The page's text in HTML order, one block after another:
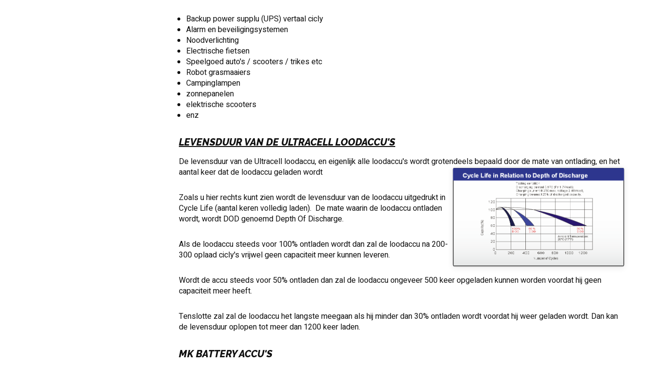
Backup power supplu (UPS) vertaal cicly
Alarm en beveiligingsystemen
Noodverlichting
Electrische fietsen
Speelgoed auto's / scooters / trikes etc
Robot grasmaaiers
Campinglampen
zonnepanelen
elektrische scooters
enz
LEVENSDUUR VAN DE ULTRACELL LOODACCU'S
De levensduur van de Ultracell loodaccu, en eigenlijk alle loodaccu's wordt grotendeels bepaald door de mate van ontlading, en het
aantal keer dat de loodaccu geladen wordt
Zoals u hier rechts kunt zien wordt de levensduur van de loodaccu uitgedrukt in
Cycle Life (aantal keren volledig laden). De mate waarin de loodaccu ontladen
wordt, wordt DOD genoemd Depth Of Discharge.
Als de loodaccu steeds voor 100% ontladen wordt dan zal de loodaccu na 200-
300 oplaad cicly's vrijwel geen capaciteit meer kunnen leveren.
Wordt de accu steeds voor 50% ontladen dan zal de loodaccu ongeveer 500 keer opgeladen kunnen worden voordat hij geen
capaciteit meer heeft.
Tenslotte zal zal de loodaccu het langste meegaan als hij minder dan 30% ontladen wordt voordat hij weer geladen wordt. Dan kan
de levensduur oplopen tot meer dan 1200 keer laden.
MK BATTERY ACCU'S